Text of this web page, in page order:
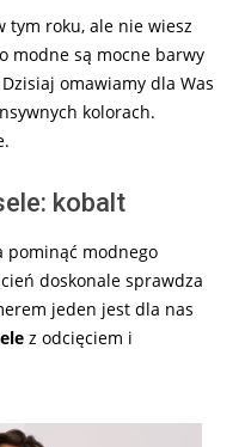
tym roku, ale nie wiesz
modne są mocne barwy
omawiamy dla Was
kolorach.
kobalt
pominąć modnego
doskonale sprawdza
jeden jest dla nas
z odcięciem i